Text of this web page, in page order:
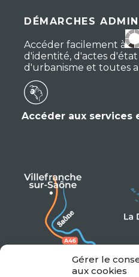
Gérer le
aux cookies
DÉMARCHES
Accéder facilement à
d'identité, d'actes
d'urbanisme et toutes
Accéder aux services